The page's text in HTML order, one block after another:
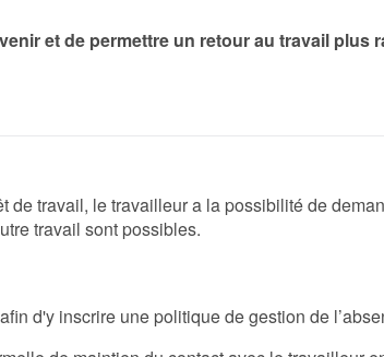
et de permettre un retour au travail plus
de travail, le travailleur a la possibilité de
travail sont possibles.
d'y inscrire une politique de gestion de